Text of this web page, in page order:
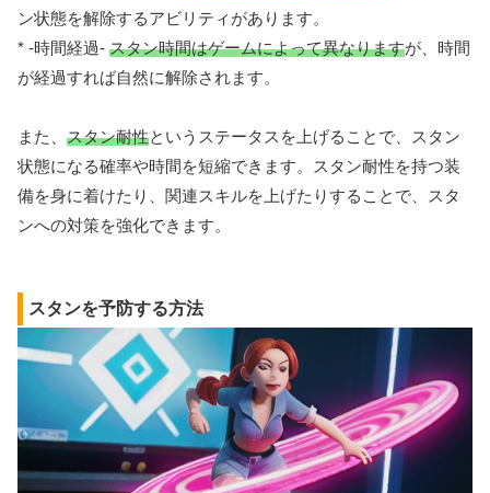
ン状態を解除するアビリティがあります。
* -時間経過- スタン時間はゲームによって異なりますが、時間
が経過すれば自然に解除されます。
また、 スタン耐性というステータスを上げることで、スタン
状態になる確率や時間を短縮できます。スタン耐性を持つ装
備を身に着けたり、関連スキルを上げたりすることで、スタ
ンへの対策を強化できます。
スタンを予防する方法